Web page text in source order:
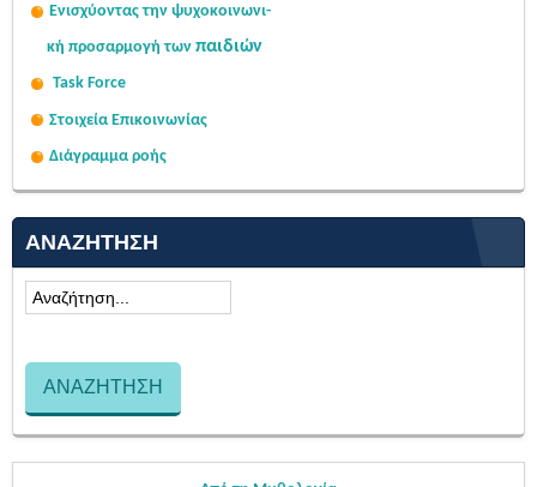
Ενισχύοντας την ψυχοκοινωνι-
κή προσαρμογή των παιδιών
Task Force
Στοιχεία Επικοινωνίας
Διάγραμμα ροής
ΑΝΑΖΉΤΗΣΗ